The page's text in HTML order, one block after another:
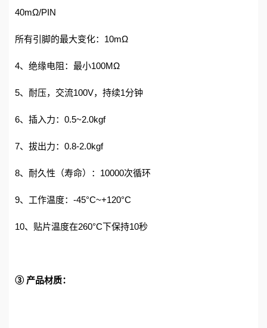
40mΩ/PIN
所有引脚的最大变化：10mΩ
4、绝缘电阻：最小100MΩ
5、耐压，交流100V，持续1分钟
6、插入力：0.5~2.0kgf
7、拔出力：0.8-2.0kgf
8、耐久性（寿命）：10000次循环
9、工作温度：-45°C~+120°C
10、贴片温度在260°C下保持10秒
③ 产品材质：